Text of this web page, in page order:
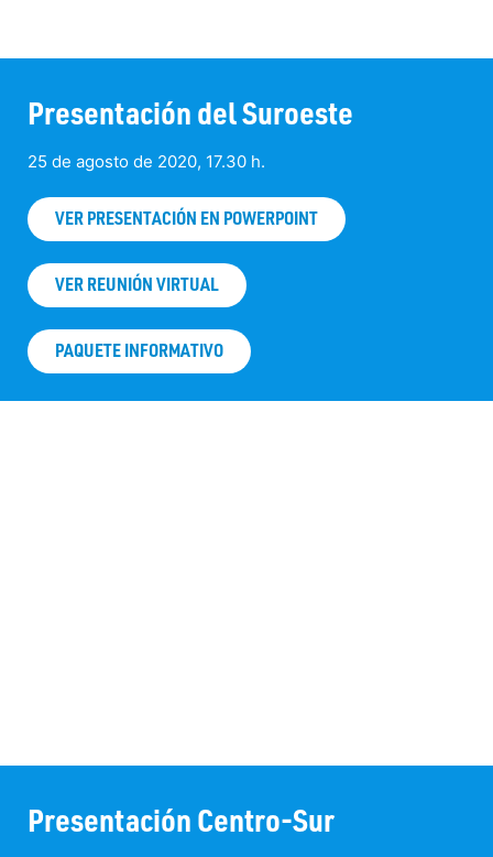
Presentación del Suroeste
25 de agosto de 2020, 17.30 h.
VER PRESENTACIÓN EN POWERPOINT
VER REUNIÓN VIRTUAL
PAQUETE INFORMATIVO
Presentación Centro-Sur